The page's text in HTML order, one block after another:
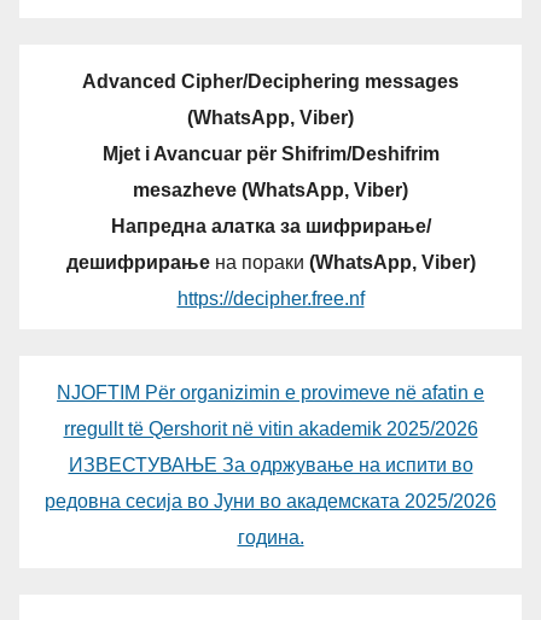
Advanced Cipher/Deciphering messages
(WhatsApp, Viber)
Mjet i Avancuar për Shifrim/Deshifrim
mesazheve (WhatsApp, Viber)
Напредна алатка за шифрирање/
дешифрирањена пораки (WhatsApp, Viber)
https://decipher.free.nf
NJOFTIM Për organizimin e provimeve në afatin e
rregullt të Qershorit në vitin akademik 2025/2026
ИЗВЕСТУВАЊЕ За одржување на испити во
редовна сесија во Јуни во академската 2025/2026
година.